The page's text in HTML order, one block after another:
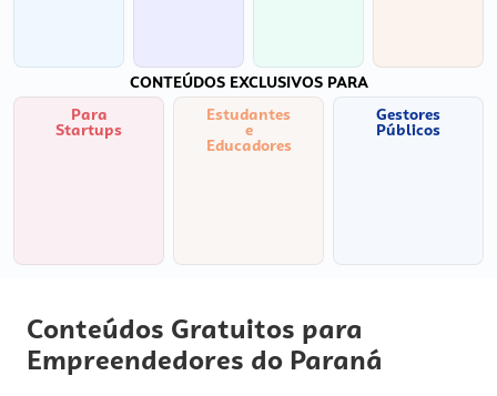
CONTEÚDOS EXCLUSIVOS PARA
Para
Startups
Estudantes
e
Educadores
Gestores
Públicos
Conteúdos Gratuitos para
Empreendedores do Paraná